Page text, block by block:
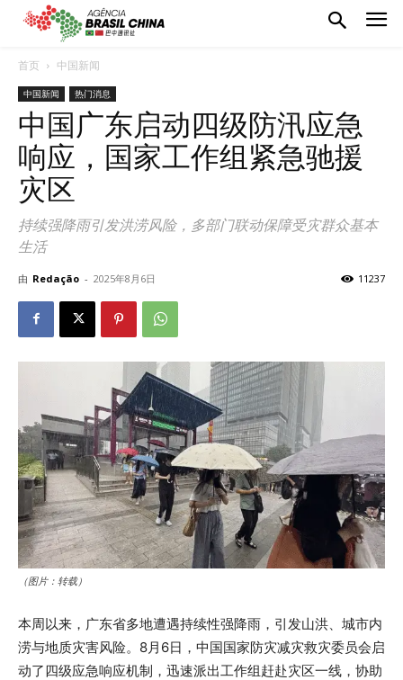
首页 中国新闻
中国新闻 热门消息
中国广东启动四级防汛应急
响应，国家工作组紧急驰援
灾区
持续强降雨引发洪涝风险，多部门联动保障受灾群众基本
生活
由 Redação - 2025年8月6日 11237
（图片：转载）
本周以来，广东省多地遭遇持续性强降雨，引发山洪、城市内
涝与地质灾害风险。8月6日，中国国家防灾减灾救灾委员会启
动了四级应急响应机制，迅速派出工作组赶赴灾区一线，协助